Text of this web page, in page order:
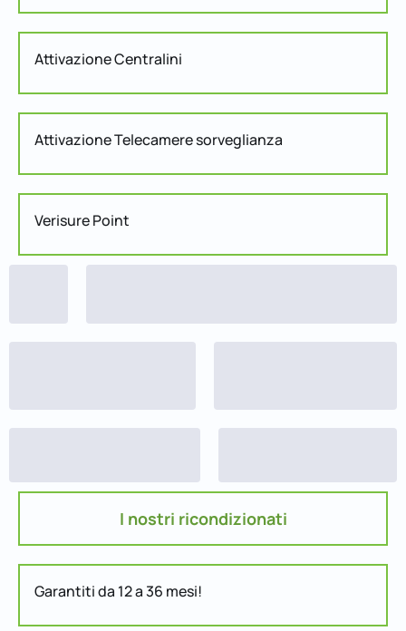
Attivazione Centralini
Attivazione Telecamere sorveglianza
Verisure Point
I nostri ricondizionati
Garantiti da 12 a 36 mesi!